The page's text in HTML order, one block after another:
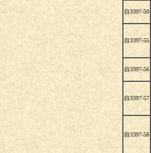
自3397-50
自3397-55
自3397-56
自3397-57
自3397-58